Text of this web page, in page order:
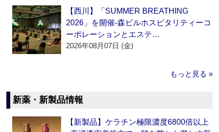
【西川】「SUMMER BREATHING
2026」を開催‐森ビルホスピタリティーコ
ーポレーションとエステ…
2026年08月07日 (金)
もっと見る »
新薬・新製品情報
【新製品】ケラチン極限濃度6800倍以上